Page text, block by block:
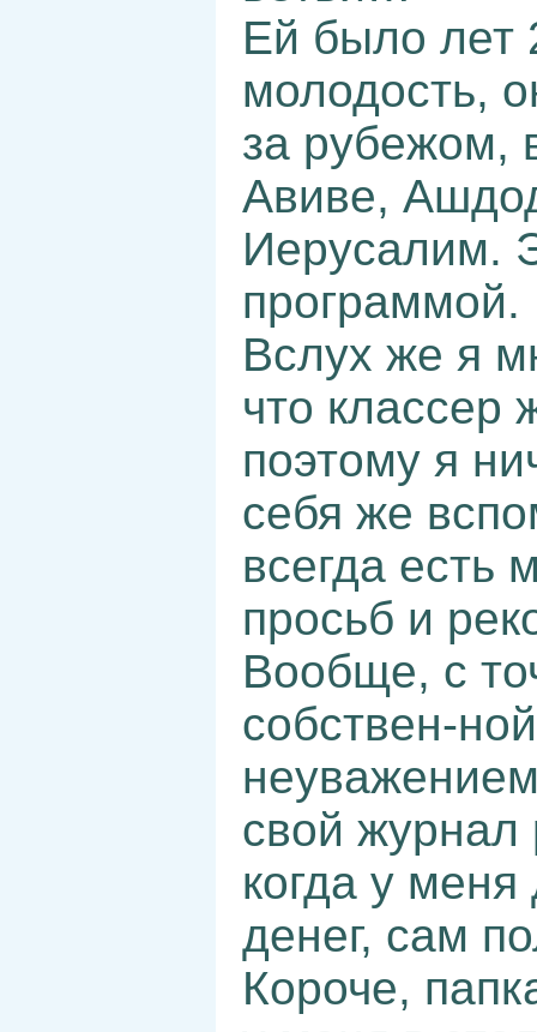
Ей было лет
молодость,
за рубежом,
Авиве,
Иерусалим.
программой.
Вслух же я
что классер
поэтому я
себя же
всегда есть
просьб и
Вообще, с
собствен-
свой
когда у
денег, сам
Короче,